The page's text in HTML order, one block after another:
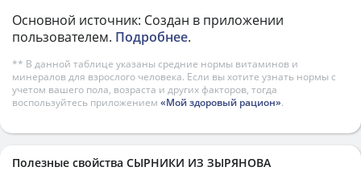
Основной источник: Создан в приложении
пользователем. Подробнее.
** В данной таблице указаны средние нормы витаминов и
минералов для взрослого человека. Если вы хотите узнать нормы с
учетом вашего пола, возраста и других факторов, тогда
воспользуйтесь приложением «Мой здоровый рацион».
Полезные свойства СЫРНИКИ ИЗ ЗЫРЯНОВА